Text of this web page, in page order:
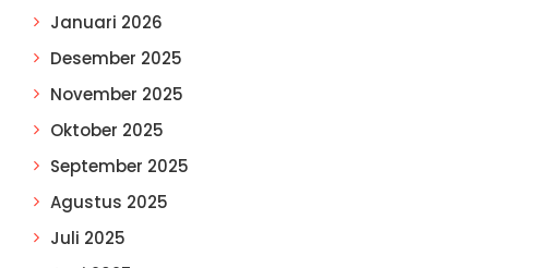
Januari 2026
Desember 2025
November 2025
Oktober 2025
September 2025
Agustus 2025
Juli 2025